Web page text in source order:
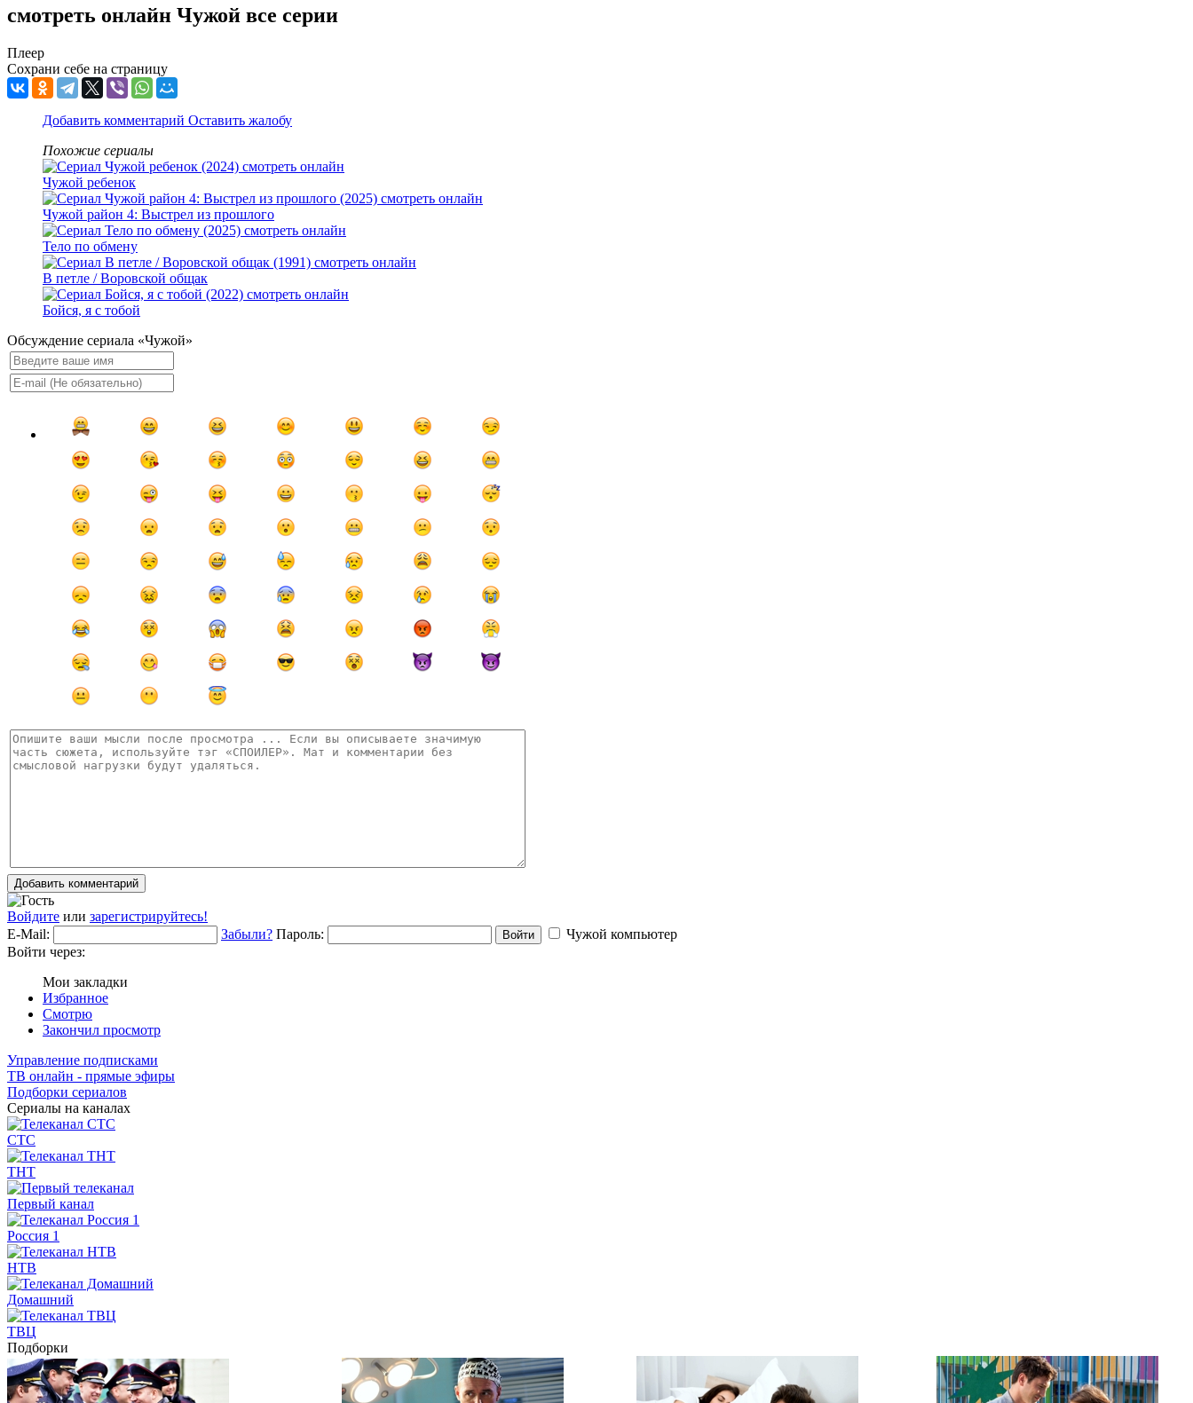
смотреть онлайн Чужой все серии
Плеер
Сохрани себе на страницу
Добавить комментарий Оставить жалобу
Похожие сериалы
Чужой ребенок
Чужой район 4: Выстрел из прошлого
Тело по обмену
В петле / Воровской общак
Бойся, я с тобой
Обсуждение сериала «Чужой»
Добавить комментарий
Войдите или зарегистрируйтесь!
E-Mail:
Забыли? Пароль: Войти
Чужой компьютер
Войти через:
Мои закладки
Избранное
Смотрю
Закончил просмотр
Управление подписками
ТВ онлайн - прямые эфиры
Подборки сериалов
Сериалы на каналах
СТС
ТНТ
Первый канал
Россия 1
НТВ
Домашний
ТВЦ
Подборки